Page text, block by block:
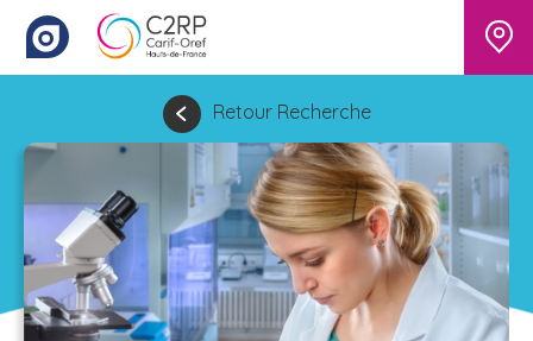
Retour Recherche